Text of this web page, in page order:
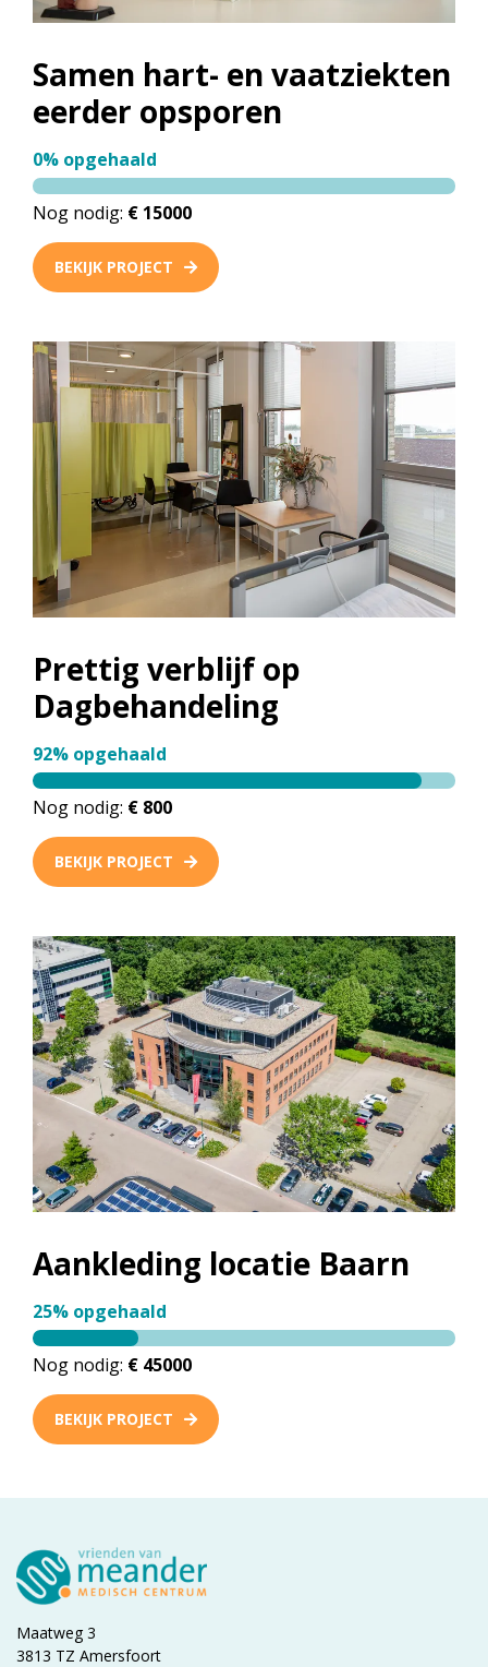
Samen hart- en vaatziekten
eerder opsporen
0% opgehaald
Nog nodig: € 15000
BEKIJK PROJECT
Prettig verblijf op
Dagbehandeling
92% opgehaald
Nog nodig: € 800
BEKIJK PROJECT
Aankleding locatie Baarn
25% opgehaald
Nog nodig: € 45000
BEKIJK PROJECT
Maatweg 3
3813 TZ Amersfoort